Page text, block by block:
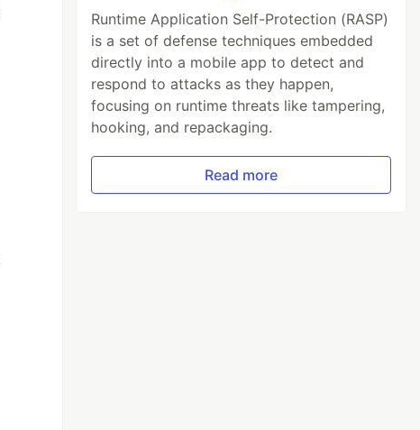
Runtime Application Self-Protection (RASP)
is a set of defense techniques embedded
directly into a mobile app to detect and
respond to attacks as they happen,
focusing on runtime threats like tampering,
hooking, and repackaging.
Read more